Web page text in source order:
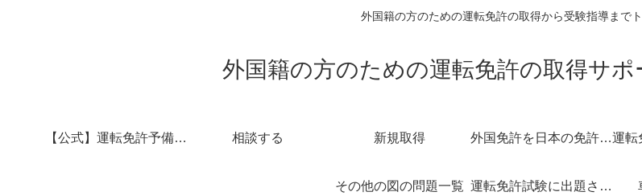
外国籍の方のための運転免許の取得から受験指導まで
外国籍の方のための運転免許の取得サ
【公式】運転免許予備校 西村堂 相談する 新規取得 外国免許を日本の免許に切り替える＝外免切替
その他の図の問題一覧 運転免許試験に出題されやすい交通標示一覧